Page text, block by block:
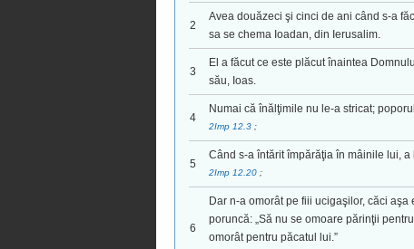
2
Avea douăzeci şi cinci de ani când s-a
sa se chema Ioadan, din Ierusalim.
3
El a făcut ce este plăcut înaintea
său, Ioas.
4
Numai că înălţimile nu le-a stricat;
2Imp 12.3 ;
5
Când s-a întărit împărăţia în mâinile lui,
2Imp 12.20 ;
6
Dar n-a omorât pe fiii ucigaşilor, căci
poruncă: „Să nu se omoare părinţii
omorât pentru păcatul lui.”